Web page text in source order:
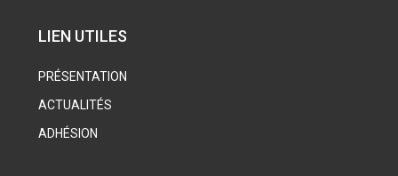
LIEN UTILES
PRÉSENTATION
ACTUALITÉS
ADHÉSION